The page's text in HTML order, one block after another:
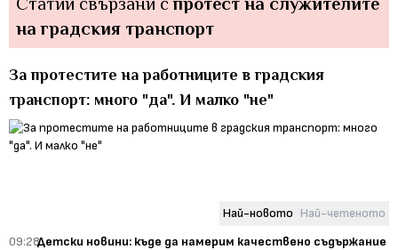
на градския транспорт
За протестите на работниците в градския
транспорт: много "да". И малко "не"
Най-новото Най-четеното
09:28Детски новини: къде да намерим качествено съдържание